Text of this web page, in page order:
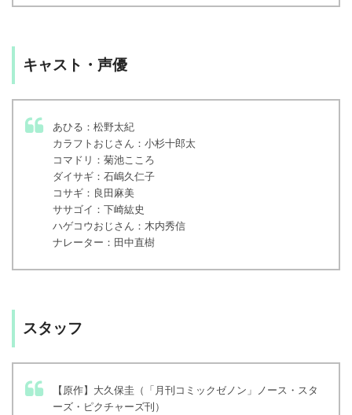
キャスト・声優
あひる：松野太紀
カラフトおじさん：小杉十郎太
コマドリ：菊池こころ
ダイサギ：石嶋久仁子
コサギ：良田麻美
ササゴイ：下崎紘史
ハゲコウおじさん：木内秀信
ナレーター：田中直樹
スタッフ
【原作】大久保圭（「月刊コミックゼノン」ノース・スタ
ーズ・ピクチャーズ刊）